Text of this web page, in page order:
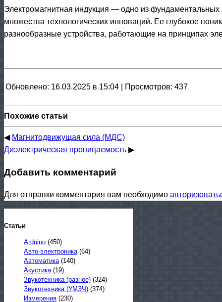
Электромагнитная индукция — одно из
множества технологических инноваций. Ее глубокое
разнообразные устройства, работающие на принципах
Обновлено: 16.03.2025 в 15:04 | Просмотров: 437
Похожие статьи
◀ Магнитодвижущая сила (МДС)
Диэлектрическая проницаемость ▶
Добавить комментарий
Для отправки комментария вам необходимо
Статьи
Arduino (450)
Авто-электроника (64)
Автоматика (140)
Акустика (19)
Звукотехника (разное) (324)
Звукотехника (УМЗЧ) (374)
Измерения (230)